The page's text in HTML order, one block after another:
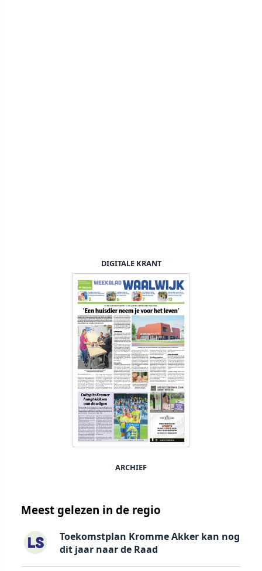
DIGITALE KRANT
ARCHIEF
Meest gelezen in de regio
Toekomstplan Kromme Akker kan nog
dit jaar naar de Raad